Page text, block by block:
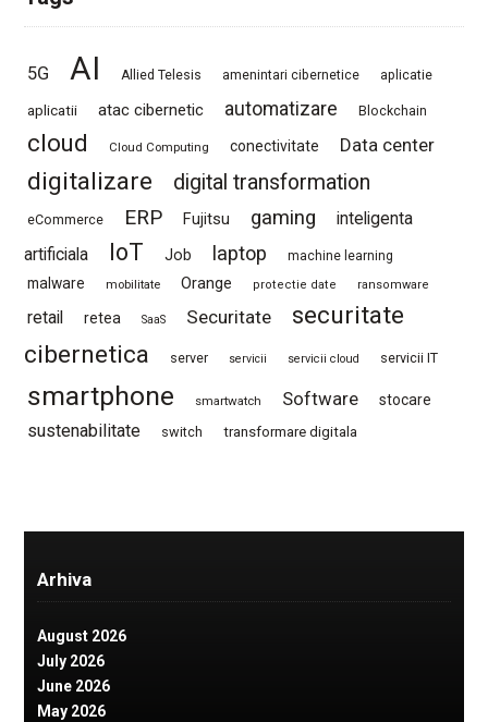
5G AI Allied Telesis amenintari cibernetice aplicatie
aplicatii atac cibernetic automatizare Blockchain
cloud Cloud Computing conectivitate Data center
digitalizare digital transformation
eCommerce ERP Fujitsu gaming
inteligenta
artificiala
IoT Job laptop machine learning
malware mobilitate Orange protectie date ransomware
retail retea SaaS Securitate
securitate
cibernetica
server servicii servicii cloud servicii IT
smartphone smartwatch Software stocare
sustenabilitate switch transformare digitala
Arhiva
August 2026
July 2026
June 2026
May 2026